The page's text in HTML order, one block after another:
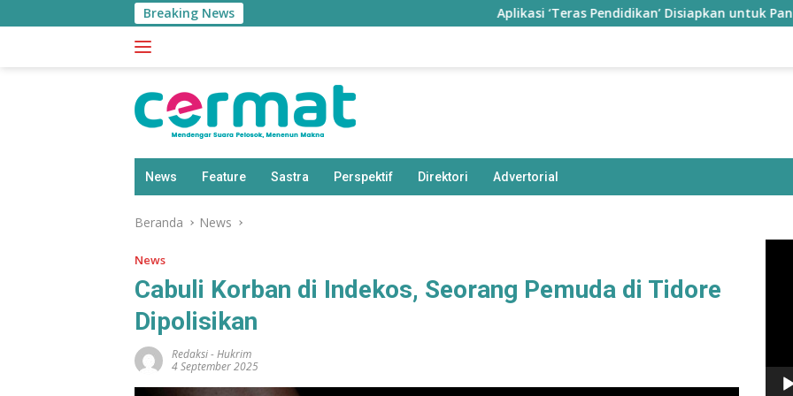
ke
Breaking News Aplikasi ‘Teras Pendidikan’ Disiapkan untuk Pantau
News Feature Sastra Perspektif Direktori Advertorial
Beranda News
News
Cabuli Korban di Indekos, Seorang Pemuda di Tidore
Dipolisikan
Redaksi-Hukrim
4 September 2025